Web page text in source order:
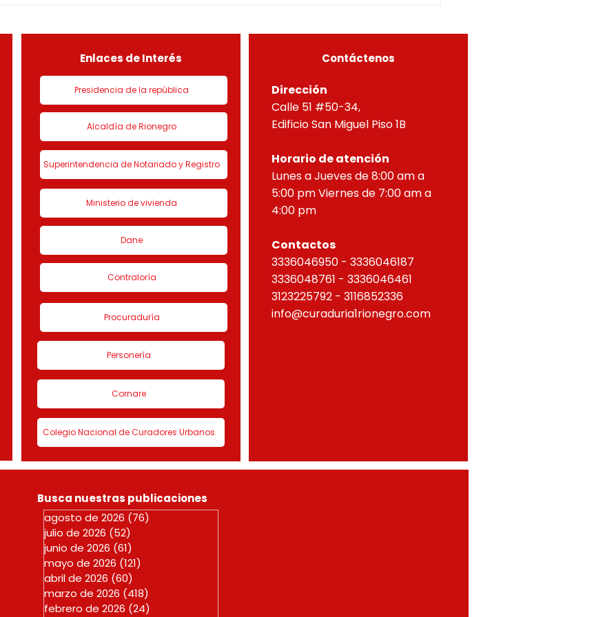
de urbanización 1 denominado
HORIZONTAL, correspondien
Enlaces de Interés
Presidencia de la república
Alcaldía de Rionegro
Superintendencia de Notariado y Registro
Ministerio de vivienda
Dane
Contraloría
Procuraduría
Personería
Cornare
Colegio Nacional de Curadores Urbanos
Contáctenos
Dirección
Calle 51 #50-34,
Edificio San Miguel Piso 1B
Horario de atención
Lunes a Jueves de 8:00 am a
5:00 pm Viernes de 7:00 am a
4:00 pm
Contactos
3336046950 - 3336046187
3336048761 - 3336046461
3123225792 - 3116852336
info@curaduria1rionegro.com
Busca nuestras publicaciones
agosto de 2026 (76)
julio de 2026 (52)
junio de 2026 (61)
mayo de 2026 (121)
abril de 2026 (60)
marzo de 2026 (418)
febrero de 2026 (24)